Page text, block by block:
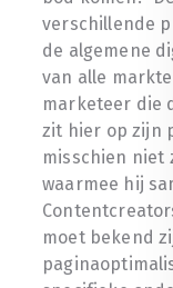
verschillende
de algemene
van alle
marketeer die
zit hier op zijn
misschien niet
waarmee hij
moet bekend